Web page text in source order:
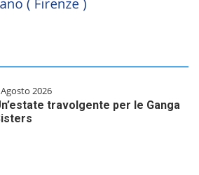
2026
travolgente per le Ganga